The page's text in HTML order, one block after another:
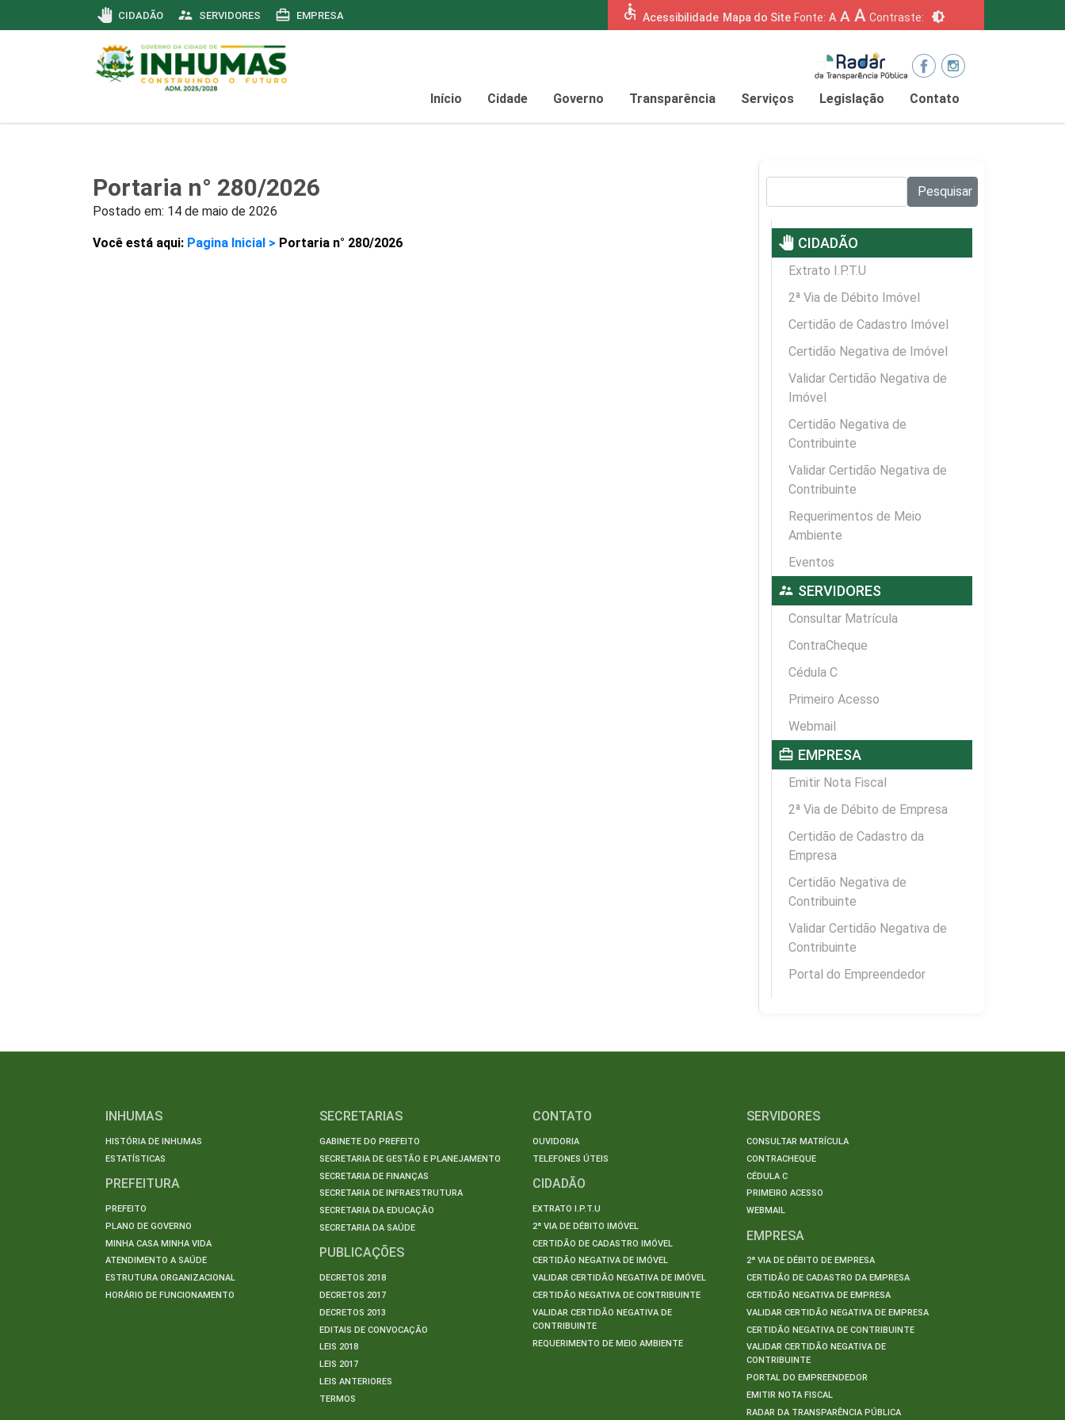
pan_tool CIDADÃO supervisor_account SERVIDORES card_travel EMPRESA accessible Acessibilidade Mapa do Site Fonte: A A A Contraste: brightness_6
Início Cidade Governo Transparência Serviços Legislação Contato
Portaria n° 280/2026
Postado em: 14 de maio de 2026
Você está aqui: Pagina Inicial > Portaria n° 280/2026
Pesquisar
pan_tool CIDADÃO
Extrato I.P.T.U
2ª Via de Débito Imóvel
Certidão de Cadastro Imóvel
Certidão Negativa de Imóvel
Validar Certidão Negativa de
Imóvel
Certidão Negativa de
Contribuinte
Validar Certidão Negativa de
Contribuinte
Requerimentos de Meio
Ambiente
Eventos
supervisor_account SERVIDORES
Consultar Matrícula
ContraCheque
Cédula C
Primeiro Acesso
Webmail
card_travel EMPRESA
Emitir Nota Fiscal
2ª Via de Débito de Empresa
Certidão de Cadastro da
Empresa
Certidão Negativa de
Contribuinte
Validar Certidão Negativa de
Contribuinte
Portal do Empreendedor
INHUMAS
HISTÓRIA DE INHUMAS
ESTATÍSTICAS
PREFEITURA
PREFEITO
PLANO DE GOVERNO
MINHA CASA MINHA VIDA
ATENDIMENTO A SAÚDE
ESTRUTURA ORGANIZACIONAL
HORÁRIO DE FUNCIONAMENTO
SECRETARIAS
GABINETE DO PREFEITO
SECRETARIA DE GESTÃO E PLANEJAMENTO
SECRETARIA DE FINANÇAS
SECRETARIA DE INFRAESTRUTURA
SECRETARIA DA EDUCAÇÃO
SECRETARIA DA SAÚDE
PUBLICAÇÕES
DECRETOS 2018
DECRETOS 2017
DECRETOS 2013
EDITAIS DE CONVOCAÇÃO
LEIS 2018
LEIS 2017
LEIS ANTERIORES
TERMOS
CONTATO
OUVIDORIA
TELEFONES ÚTEIS
CIDADÃO
EXTRATO I.P.T.U
2ª VIA DE DÉBITO IMÓVEL
CERTIDÃO DE CADASTRO IMÓVEL
CERTIDÃO NEGATIVA DE IMÓVEL
VALIDAR CERTIDÃO NEGATIVA DE IMÓVEL
CERTIDÃO NEGATIVA DE CONTRIBUINTE
VALIDAR CERTIDÃO NEGATIVA DE
CONTRIBUINTE
REQUERIMENTO DE MEIO AMBIENTE
SERVIDORES
CONSULTAR MATRÍCULA
CONTRACHEQUE
CÉDULA C
PRIMEIRO ACESSO
WEBMAIL
EMPRESA
2ª VIA DE DÉBITO DE EMPRESA
CERTIDÃO DE CADASTRO DA EMPRESA
CERTIDÃO NEGATIVA DE EMPRESA
VALIDAR CERTIDÃO NEGATIVA DE EMPRESA
CERTIDÃO NEGATIVA DE CONTRIBUINTE
VALIDAR CERTIDÃO NEGATIVA DE
CONTRIBUINTE
PORTAL DO EMPREENDEDOR
EMITIR NOTA FISCAL
RADAR DA TRANSPARÊNCIA PÚBLICA